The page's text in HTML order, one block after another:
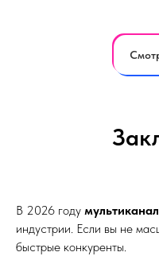
В 2026 году
индустрии. Если вы не
быстрые конкуренты.